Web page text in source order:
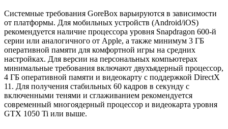
Системные требования GoreBox варьируются в зависимости
от платформы. Для мобильных устройств (Android/iOS)
рекомендуется наличие процессора уровня Snapdragon 600-й
серии или аналогичного от Apple, а также минимум 3 ГБ
оперативной памяти для комфортной игры на средних
настройках. Для версии на персональных компьютерах
минимальные требования включают двухъядерный процессор,
4 ГБ оперативной памяти и видеокарту с поддержкой DirectX
11. Для получения стабильных 60 кадров в секунду с
включенными тенями и сглаживанием рекомендуется
современный многоядерный процессор и видеокарта уровня
GTX 1050 Ti или выше.